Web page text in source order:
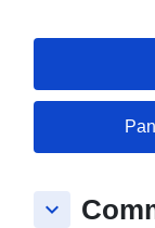
keyboard_arrow_down